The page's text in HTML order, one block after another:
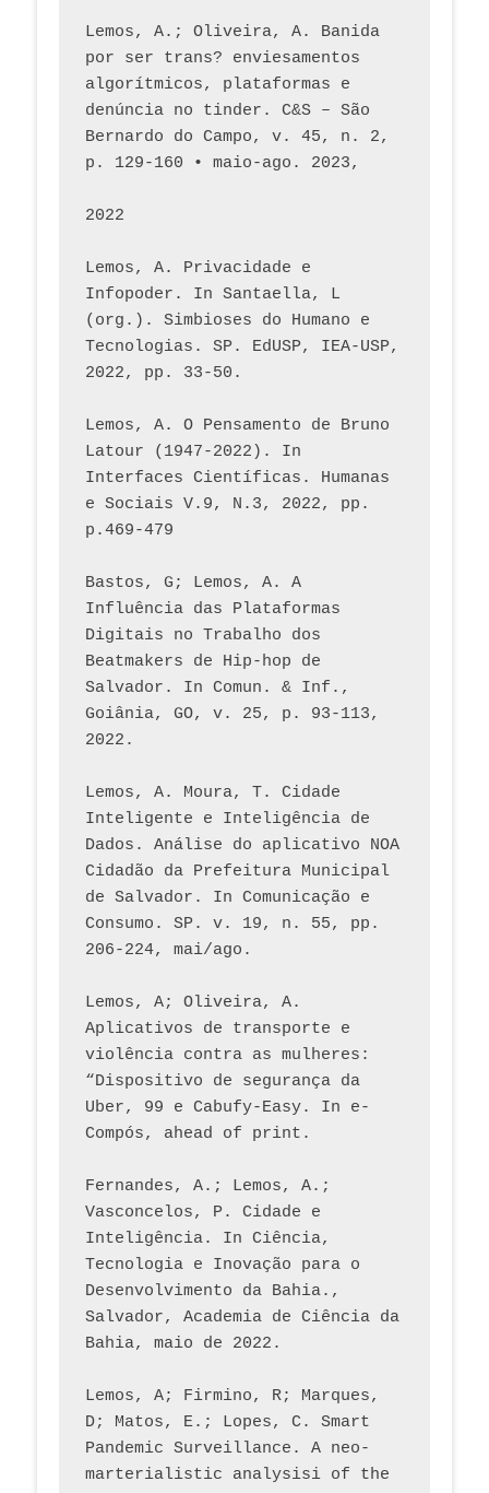
Lemos, A.; Oliveira, A. Banida
por ser trans? enviesamentos
algorítmicos, plataformas e
denúncia no tinder. C&S – São
Bernardo do Campo, v. 45, n. 2,
p. 129-160 • maio-ago. 2023,
2022
Lemos, A. Privacidade e
Infopoder. In Santaella, L
(org.). Simbioses do Humano e
Tecnologias. SP. EdUSP, IEA-USP,
2022, pp. 33-50.
Lemos, A. O Pensamento de Bruno
Latour (1947-2022). In
Interfaces Científicas. Humanas
e Sociais V.9, N.3, 2022, pp.
p.469-479
Bastos, G; Lemos, A. A
Influência das Plataformas
Digitais no Trabalho dos
Beatmakers de Hip-hop de
Salvador. In Comun. & Inf.,
Goiânia, GO, v. 25, p. 93-113,
2022.
Lemos, A. Moura, T. Cidade
Inteligente e Inteligência de
Dados. Análise do aplicativo NOA
Cidadão da Prefeitura Municipal
de Salvador. In Comunicação e
Consumo. SP. v. 19, n. 55, pp.
206-224, mai/ago.
Lemos, A; Oliveira, A.
Aplicativos de transporte e
violência contra as mulheres:
“Dispositivo de segurança da
Uber, 99 e Cabufy-Easy. In e-
Compós, ahead of print.
Fernandes, A.; Lemos, A.;
Vasconcelos, P. Cidade e
Inteligência. In Ciência,
Tecnologia e Inovação para o
Desenvolvimento da Bahia.,
Salvador, Academia de Ciência da
Bahia, maio de 2022.
Lemos, A; Firmino, R; Marques,
D; Matos, E.; Lopes, C. Smart
Pandemic Surveillance. A neo-
marterialistic analysisi of the